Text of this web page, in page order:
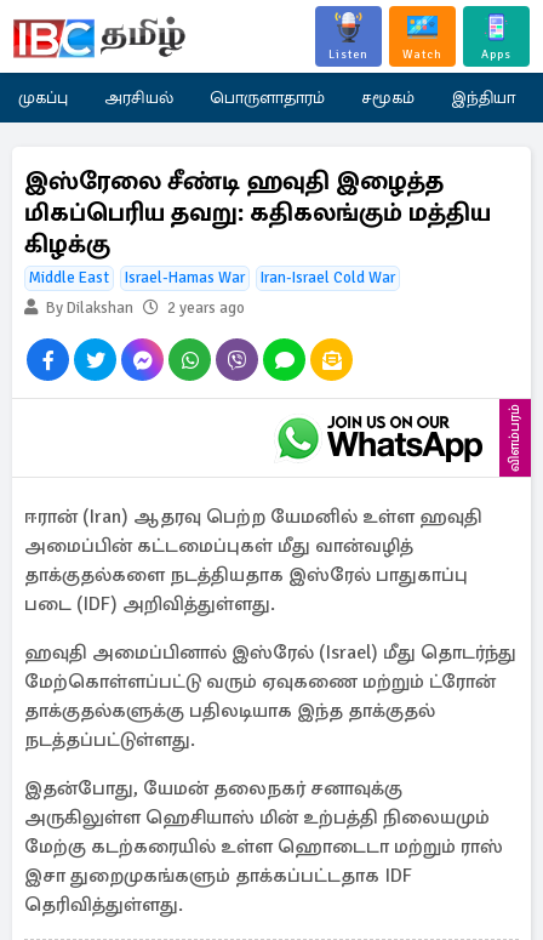
Listen Watch Apps
முகப்பு அரசியல் பொருளாதாரம் சமூகம் இந்தியா
இஸ்ரேலை சீண்டி ஹவுதி இழைத்த
மிகப்பெரிய தவறு: கதிகலங்கும் மத்திய
கிழக்கு
Middle East Israel-Hamas War
Iran-Israel Cold War
By Dilakshan
2 years ago
விளம்பரம்
ஈரான் (Iran) ஆதரவு பெற்ற யேமனில் உள்ள ஹவுதி
அமைப்பின் கட்டமைப்புகள் மீது வான்வழித்
தாக்குதல்களை நடத்தியதாக இஸ்ரேல் பாதுகாப்பு
படை (IDF) அறிவித்துள்ளது.
ஹவுதி அமைப்பினால் இஸ்ரேல் (Israel) மீது தொடர்ந்து
மேற்கொள்ளப்பட்டு வரும் ஏவுகணை மற்றும் ட்ரோன்
தாக்குதல்களுக்கு பதிலடியாக இந்த தாக்குதல்
நடத்தப்பட்டுள்ளது.
இதன்போது, யேமன் தலைநகர் சனாவுக்கு
அருகிலுள்ள ஹெசியாஸ் மின் உற்பத்தி நிலையமும்
மேற்கு கடற்கரையில் உள்ள ஹொடைடா மற்றும் ராஸ்
இசா துறைமுகங்களும் தாக்கப்பட்டதாக IDF
தெரிவித்துள்ளது.